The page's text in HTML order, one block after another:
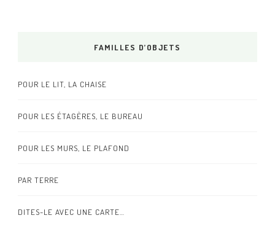
FAMILLES D’OBJETS
POUR LE LIT, LA CHAISE
POUR LES ÉTAGÈRES, LE BUREAU
POUR LES MURS, LE PLAFOND
PAR TERRE
DITES-LE AVEC UNE CARTE…